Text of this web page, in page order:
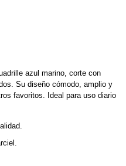
azul marino, corte con
Su diseño cómodo, amplio y
favoritos. Ideal para uso diario